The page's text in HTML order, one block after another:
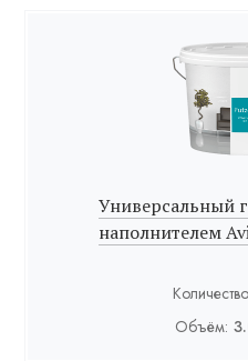
Универсальный
наполнителем
Объём: